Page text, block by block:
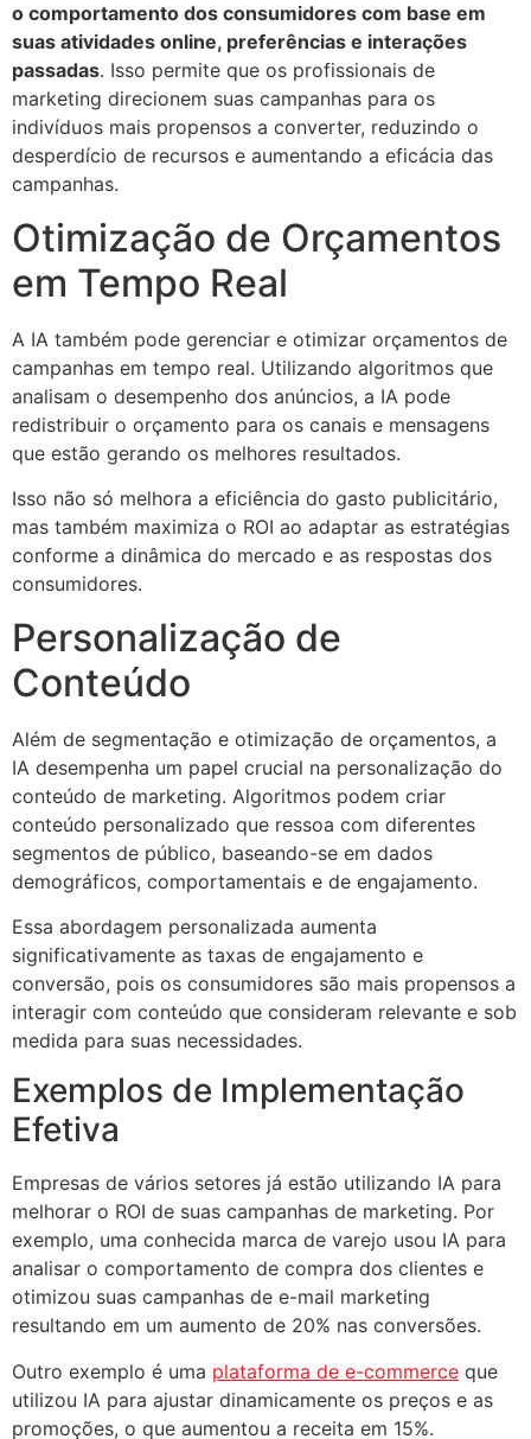
o comportamento dos consumidores com base em
suas atividades online, preferências e interações
passadas. Isso permite que os profissionais de
marketing direcionem suas campanhas para os
indivíduos mais propensos a converter, reduzindo o
desperdício de recursos e aumentando a eficácia das
campanhas.
Otimização de Orçamentos
em Tempo Real
A IA também pode gerenciar e otimizar orçamentos de
campanhas em tempo real. Utilizando algoritmos que
analisam o desempenho dos anúncios, a IA pode
redistribuir o orçamento para os canais e mensagens
que estão gerando os melhores resultados.
Isso não só melhora a eficiência do gasto publicitário,
mas também maximiza o ROI ao adaptar as estratégias
conforme a dinâmica do mercado e as respostas dos
consumidores.
Personalização de
Conteúdo
Além de segmentação e otimização de orçamentos, a
IA desempenha um papel crucial na personalização do
conteúdo de marketing. Algoritmos podem criar
conteúdo personalizado que ressoa com diferentes
segmentos de público, baseando-se em dados
demográficos, comportamentais e de engajamento.
Essa abordagem personalizada aumenta
significativamente as taxas de engajamento e
conversão, pois os consumidores são mais propensos a
interagir com conteúdo que consideram relevante e sob
medida para suas necessidades.
Exemplos de Implementação
Efetiva
Empresas de vários setores já estão utilizando IA para
melhorar o ROI de suas campanhas de marketing. Por
exemplo, uma conhecida marca de varejo usou IA para
analisar o comportamento de compra dos clientes e
otimizou suas campanhas de e-mail marketing
resultando em um aumento de 20% nas conversões.
Outro exemplo é uma plataforma de e-commerce que
utilizou IA para ajustar dinamicamente os preços e as
promoções, o que aumentou a receita em 15%.